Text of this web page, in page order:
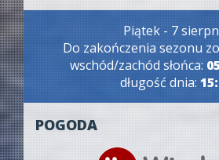
Piątek - 7
Do zakończenia sezonu
wschód/zachód słońca:
długość dnia:
POGODA